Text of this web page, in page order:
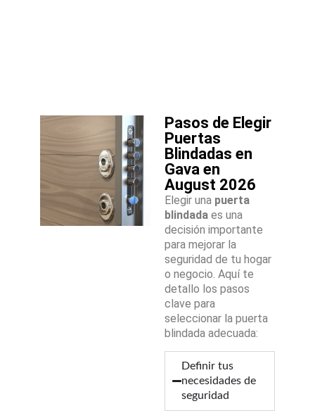
Pasos de Elegir
Puertas
Blindadas en
Gava en
August 2026
Elegir una puerta
blindada es una
decisión importante
para mejorar la
seguridad de tu hogar
o negocio. Aquí te
detallo los pasos
clave para
seleccionar la puerta
blindada adecuada:
Definir tus
necesidades de
seguridad